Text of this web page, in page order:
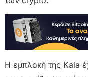
Η εμπλοκή της Kaia